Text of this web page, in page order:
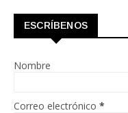
ESCRÍBENOS
Nombre
Correo electrónico *